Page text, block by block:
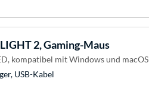
2, Gaming-Maus
kompatibel mit Windows und macOS
USB-Kabel